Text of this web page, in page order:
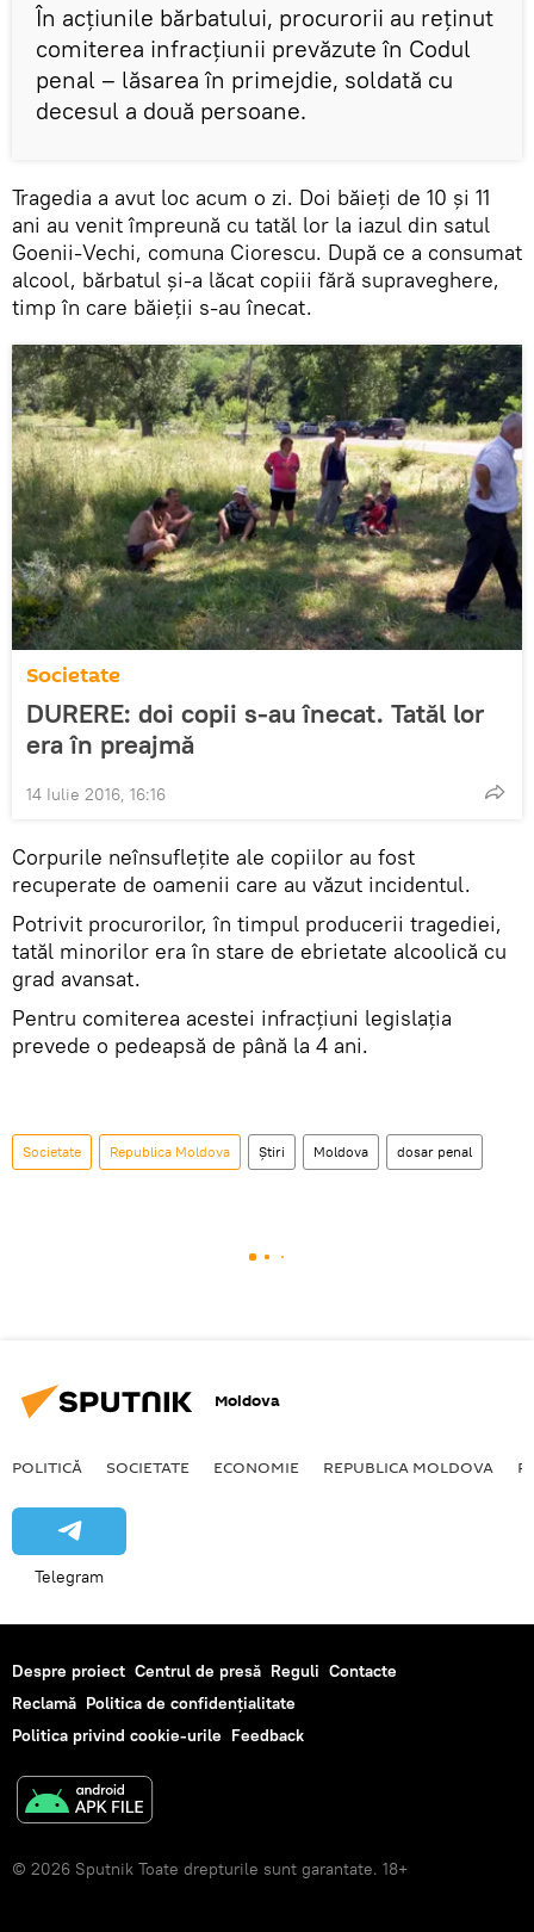
În acţiunile bărbatului, procurorii au reţinut
comiterea infracţiunii prevăzute în Codul
penal – lăsarea în primejdie, soldată cu
decesul a două persoane.
Tragedia a avut loc acum o zi. Doi băieţi de 10 şi 11
ani au venit împreună cu tatăl lor la iazul din satul
Goenii-Vechi, comuna Ciorescu. După ce a consumat
alcool, bărbatul şi-a lăcat copiii fără supraveghere,
timp în care băieţii s-au înecat.
Societate
DURERE: doi copii s-au înecat. Tatăl lor
era în preajmă
14 Iulie 2016, 16:16
Corpurile neînsufleţite ale copiilor au fost
recuperate de oamenii care au văzut incidentul.
Potrivit procurorilor, în timpul producerii tragediei,
tatăl minorilor era în stare de ebrietate alcoolică cu
grad avansat.
Pentru comiterea acestei infracţiuni legislaţia
prevede o pedeapsă de până la 4 ani.
Societate Republica Moldova Știri Moldova dosar penal
Moldova
POLITICĂ SOCIETATE ECONOMIE REPUBLICA MOLDOVA
Telegram
Despre proiect Centrul de presă Reguli Contacte
Reclamă Politica de confidențialitate
Politica privind cookie-urile Feedback
© 2026 Sputnik Toate drepturile sunt garantate. 18+